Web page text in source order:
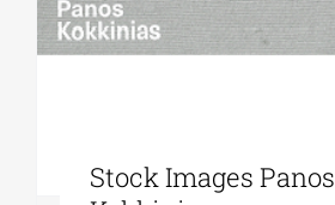
Stock Images Panos